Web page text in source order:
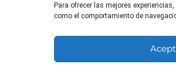
Para ofrecer las mejores
como el comportamiento de
Necesidades de
Necesita al menos 6
cada día para un